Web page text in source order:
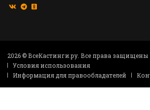
2026 © ВсеКастинги.ру. Все права защищены
Условия использования
Информация для правообладателей